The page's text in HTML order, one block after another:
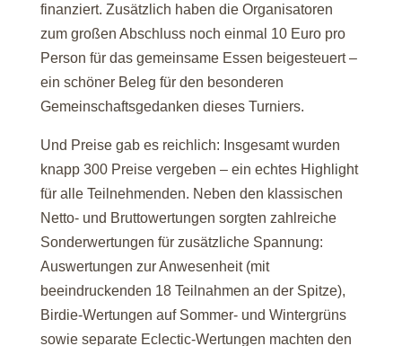
finanziert. Zusätzlich haben die Organisatoren
zum großen Abschluss noch einmal 10 Euro pro
Person für das gemeinsame Essen beigesteuert –
ein schöner Beleg für den besonderen
Gemeinschaftsgedanken dieses Turniers.
Und Preise gab es reichlich: Insgesamt wurden
knapp 300 Preise vergeben – ein echtes Highlight
für alle Teilnehmenden. Neben den klassischen
Netto- und Bruttowertungen sorgten zahlreiche
Sonderwertungen für zusätzliche Spannung:
Auswertungen zur Anwesenheit (mit
beeindruckenden 18 Teilnahmen an der Spitze),
Birdie-Wertungen auf Sommer- und Wintergrüns
sowie separate Eclectic-Wertungen machten den